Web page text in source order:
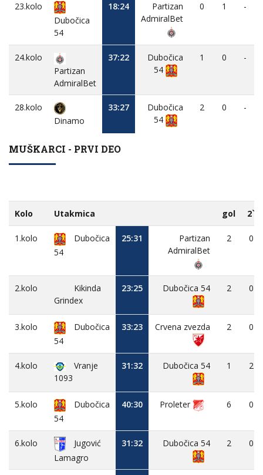
23.kolo
Dubočica
54
18:24
Partizan
AdmiralBet
0 1 -
24.kolo
Partizan
AdmiralBet
37:22
Dubočica
54
1 0 -
28.kolo
Dinamo
33:27
Dubočica
54
2 0 -
MUŠKARCI - PRVI DEO
Kolo Utakmica gol 2`
1.kolo
Dubočica
54
25:31
Partizan
AdmiralBet
2 0
2.kolo
Kikinda
Grindex
23:25 Dubočica 54 2 0
3.kolo
Dubočica
54
33:23 Crvena zvezda 2 0
4.kolo
Vranje
1093
31:32 Dubočica 54 1 2
5.kolo
Dubočica
54
40:30 Proleter 6 0
6.kolo
Jugović
Lamagro
31:32 Dubočica 54 2 0